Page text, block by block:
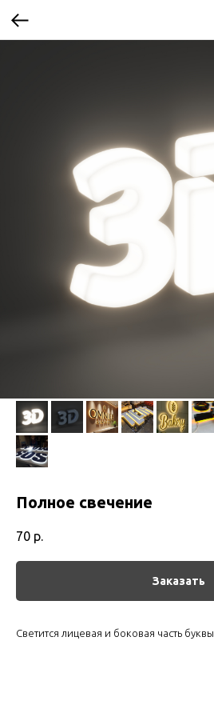
Полное свечение
70 р.
Заказать
Светится лицевая и боковая часть буквы.